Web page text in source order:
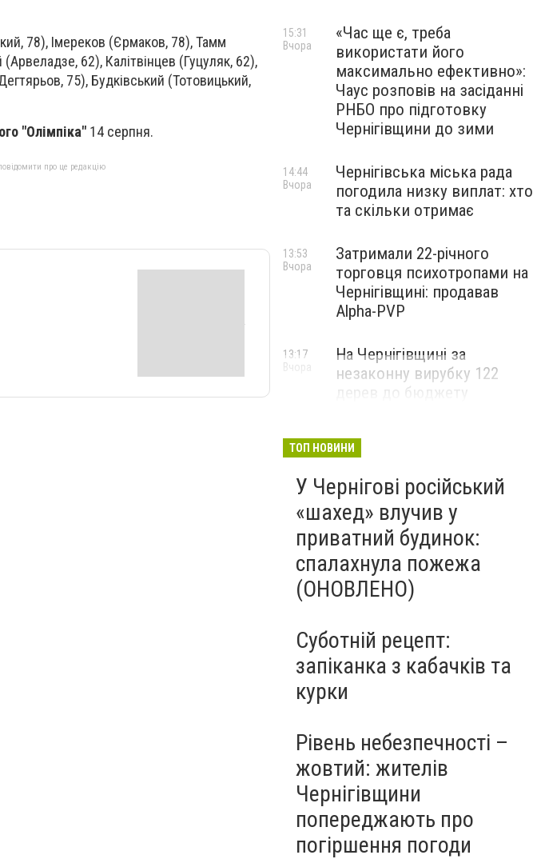
78), Імереков (Єрмаков, 78), Тамм
62), Калітвінцев (Гуцуляк, 62),
75), Будківський (Тотовицький,
"Олімпіка" 14 серпня.
про це редакцію
«Час ще є, треба
використати його
максимально ефективно»:
Чаус розповів на засіданні
РНБО про підготовку
Чернігівщини до зими
15:31
Вчора
Чернігівська міська рада
погодила низку виплат: хто
та скільки отримає
14:44
Вчора
Затримали 22-річного
торговця психотропами на
Чернігівщині: продавав
Alpha-PVP
13:53
Вчора
На Чернігівщині за
незаконну вирубку 122
дерев до бюджету
13:17
Вчора
ТОП НОВИНИ
У Чернігові російський
«шахед» влучив у
приватний будинок:
спалахнула пожежа
(ОНОВЛЕНО)
Суботній рецепт:
запіканка з кабачків та
курки
Рівень небезпечності –
жовтий: жителів
Чернігівщини
попереджають про
погіршення погоди